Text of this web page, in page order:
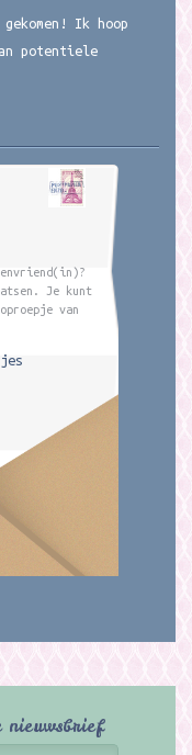
Ik hoop
potentiele
Je kunt
van
nieuwsbrief